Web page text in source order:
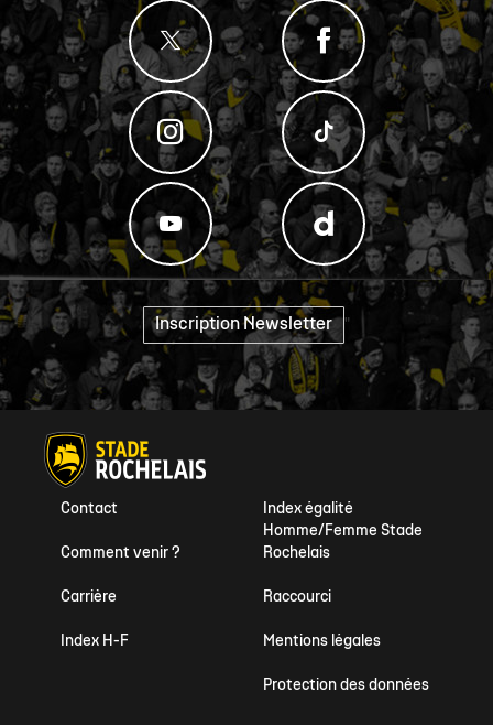
Inscription Newsletter "
Index égalité
Homme/Femme Stade
Rochelais
Contact
Comment venir ?
Raccourci
Carrière
Mentions légales
Index H-F
Protection des données